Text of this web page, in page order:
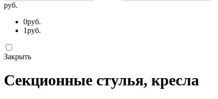
руб.
0руб.
1руб.
Закрыть
Секционные стулья, кресла